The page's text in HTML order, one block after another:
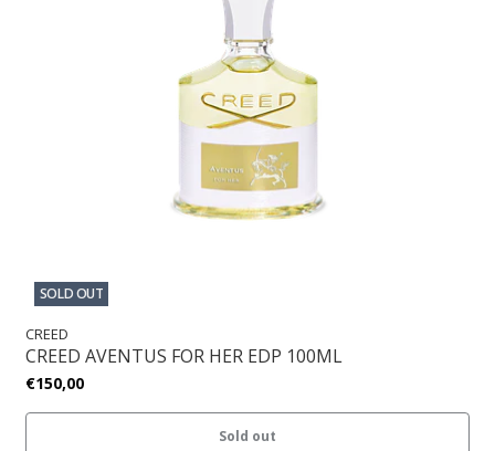
SOLD OUT
CREED
CREED AVENTUS FOR HER EDP 100ML
€150,00
Sold out